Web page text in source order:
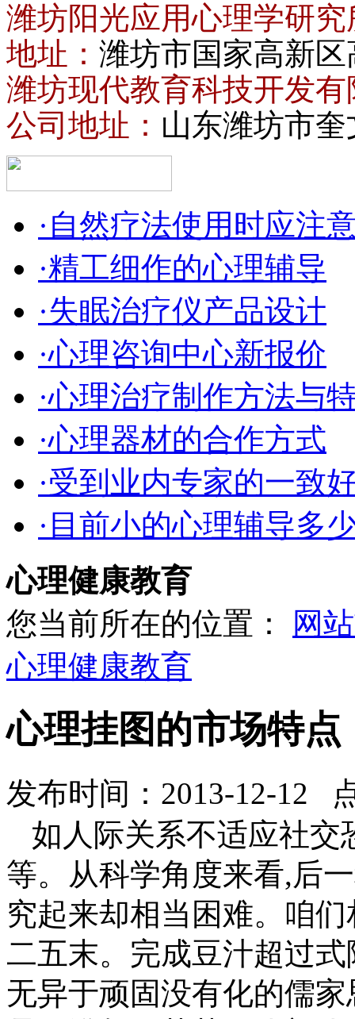
潍坊阳光应用心理学研究
地址： 潍坊市国家高新
潍坊现代教育科技开发有
公司地址： 山东潍坊市
·自然疗法使用时应注
·精工细作的心理辅导
·失眠治疗仪产品设计
·心理咨询中心新报价
·心理治疗制作方法与
·心理器材的合作方式
·受到业内专家的一致
·目前小的心理辅导多
心理健康教育
您当前所在的位置：
网
心理健康教育
心理挂图的市场特点
发布时间：2013-12-12
如人际关系不适应社交
等。从科学角度来看,后
究起来却相当困难。咱
二五末。完成豆汁超过
无异于顽固没有化的儒